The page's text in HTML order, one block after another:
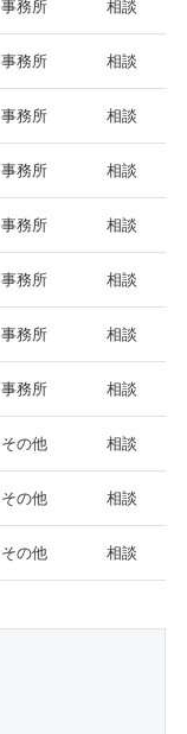
事務所 相談
事務所 相談
事務所 相談
事務所 相談
事務所 相談
事務所 相談
事務所 相談
事務所 相談
その他 相談
その他 相談
その他 相談